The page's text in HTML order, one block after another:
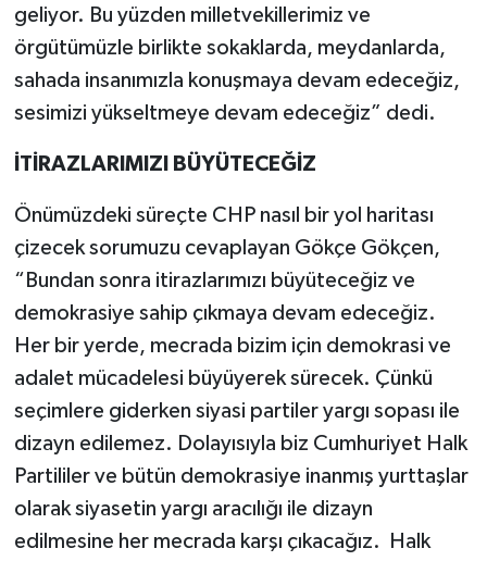
geliyor. Bu yüzden milletvekillerimiz ve
örgütümüzle birlikte sokaklarda, meydanlarda,
sahada insanımızla konuşmaya devam edeceğiz,
sesimizi yükseltmeye devam edeceğiz” dedi.
İTİRAZLARIMIZI BÜYÜTECEĞİZ
Önümüzdeki süreçte CHP nasıl bir yol haritası
çizecek sorumuzu cevaplayan Gökçe Gökçen,
“Bundan sonra itirazlarımızı büyüteceğiz ve
demokrasiye sahip çıkmaya devam edeceğiz.
Her bir yerde, mecrada bizim için demokrasi ve
adalet mücadelesi büyüyerek sürecek. Çünkü
seçimlere giderken siyasi partiler yargı sopası ile
dizayn edilemez. Dolayısıyla biz Cumhuriyet Halk
Partililer ve bütün demokrasiye inanmış yurttaşlar
olarak siyasetin yargı aracılığı ile dizayn
edilmesine her mecrada karşı çıkacağız. Halk